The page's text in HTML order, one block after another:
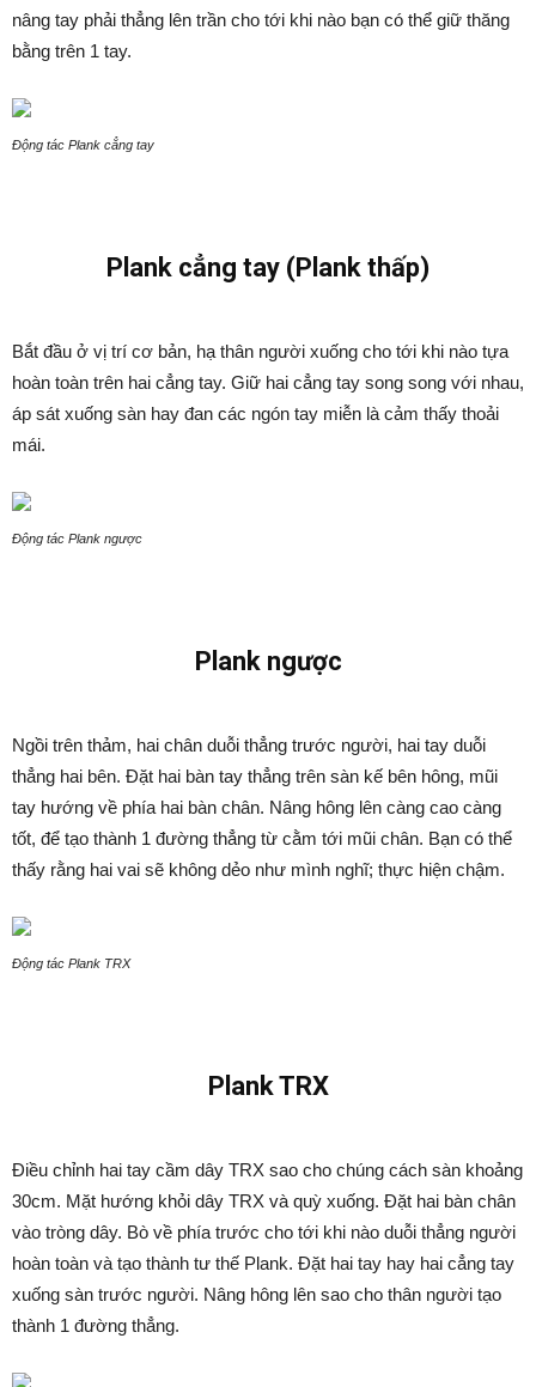
nâng tay phải thẳng lên trần cho tới khi nào bạn có thể giữ thăng
bằng trên 1 tay.
Động tác Plank cẳng tay
Plank cẳng tay (Plank thấp)
Bắt đầu ở vị trí cơ bản, hạ thân người xuống cho tới khi nào tựa
hoàn toàn trên hai cẳng tay. Giữ hai cẳng tay song song với nhau,
áp sát xuống sàn hay đan các ngón tay miễn là cảm thấy thoải
mái.
Động tác Plank ngược
Plank ngược
Ngồi trên thảm, hai chân duỗi thẳng trước người, hai tay duỗi
thẳng hai bên. Đặt hai bàn tay thẳng trên sàn kế bên hông, mũi
tay hướng về phía hai bàn chân. Nâng hông lên càng cao càng
tốt, để tạo thành 1 đường thẳng từ cằm tới mũi chân. Bạn có thể
thấy rằng hai vai sẽ không dẻo như mình nghĩ; thực hiện chậm.
Động tác Plank TRX
Plank TRX
Điều chỉnh hai tay cầm dây TRX sao cho chúng cách sàn khoảng
30cm. Mặt hướng khỏi dây TRX và quỳ xuống. Đặt hai bàn chân
vào tròng dây. Bò về phía trước cho tới khi nào duỗi thẳng người
hoàn toàn và tạo thành tư thế Plank. Đặt hai tay hay hai cẳng tay
xuống sàn trước người. Nâng hông lên sao cho thân người tạo
thành 1 đường thẳng.